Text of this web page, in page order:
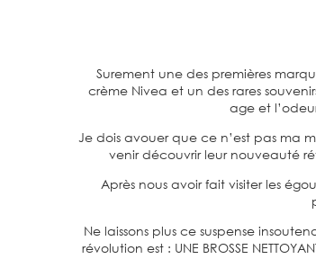
Surement une des premières
crème Nivea et un des rares
age et
Je dois avouer que ce n’est pas
venir découvrir leur nouveauté
Après nous avoir fait visiter les
Ne laissons plus ce suspense
révolution est : UNE BROSSE